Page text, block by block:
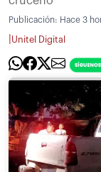
Publicación: Hace 3
Unitel Digital